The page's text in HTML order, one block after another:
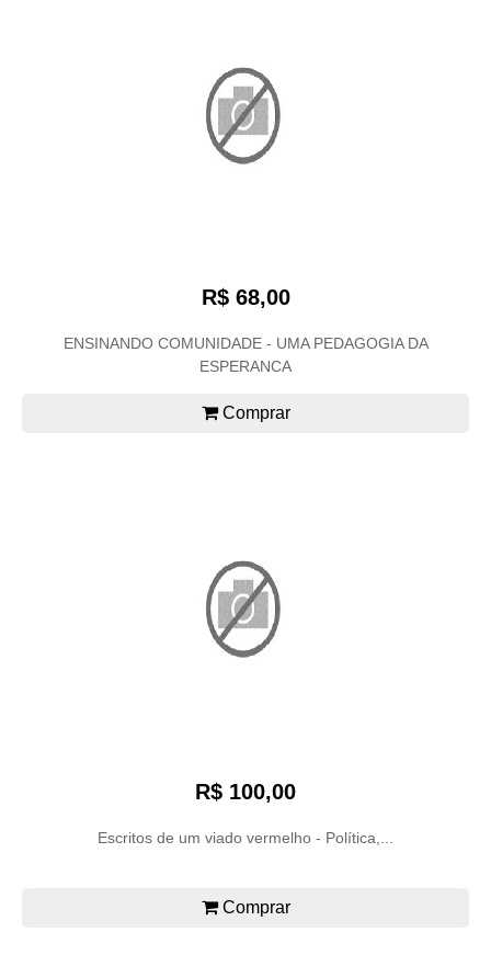
R$ 68,00
ENSINANDO COMUNIDADE - UMA PEDAGOGIA DA
ESPERANCA
Comprar
R$ 100,00
Escritos de um viado vermelho - Política,...
Comprar